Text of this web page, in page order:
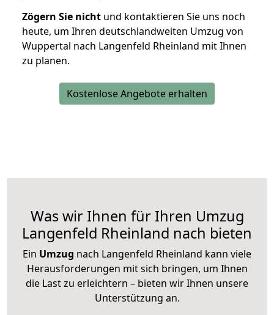
Zögern Sie nicht und kontaktieren Sie uns noch
heute, um Ihren deutschlandweiten Umzug von
Wuppertal nach Langenfeld Rheinland mit Ihnen
zu planen.
Kostenlose Angebote erhalten
Was wir Ihnen für Ihren Umzug
Langenfeld Rheinland nach bieten
Ein Umzug nach Langenfeld Rheinland kann viele
Herausforderungen mit sich bringen, um Ihnen
die Last zu erleichtern – bieten wir Ihnen unsere
Unterstützung an.